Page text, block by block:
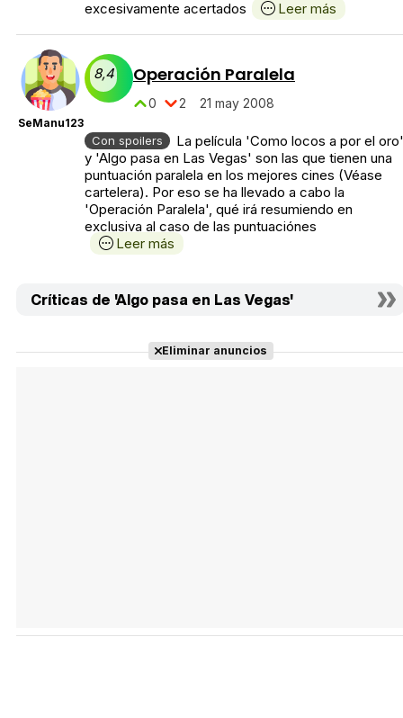
excesivamente acertados
Leer más
SeManu123
8,4 Operación Paralela
0 2 21 may 2008
Con spoilers
La película 'Como locos a por el oro'
y 'Algo pasa en Las Vegas' son las que tienen una
puntuación paralela en los mejores cines (Véase
cartelera). Por eso se ha llevado a cabo la
'Operación Paralela', qué irá resumiendo en
exclusiva al caso de las puntuaciónes
Leer más
Críticas de 'Algo pasa en Las Vegas'
Eliminar anuncios